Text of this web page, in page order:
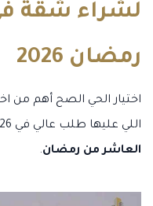
لشراء شقة
رمضان 2026
اختيار الحي الصح أهم من
اللي عليها طلب عالي في 2026 بين الباحثين عن
العاشر من رمضان.